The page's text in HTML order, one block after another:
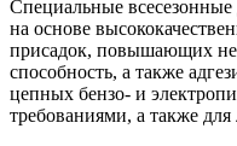
Специальные всесезонные
на основе
присадок, повышающих
способность, а также
цепных бензо- и
требованиями, а также для